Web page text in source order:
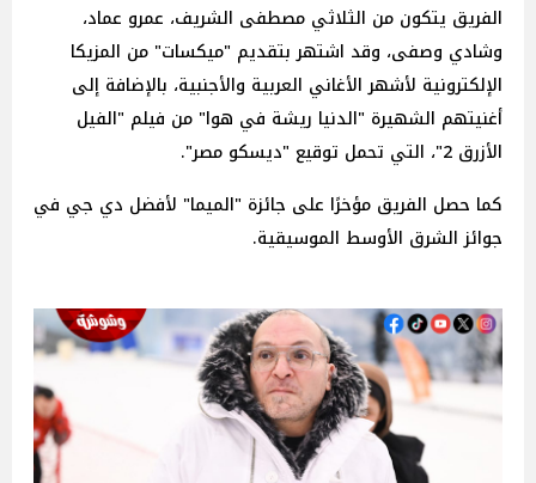
الفريق يتكون من الثلاثي مصطفى الشريف، عمرو عماد،
وشادي وصفى، وقد اشتهر بتقديم "ميكسات" من المزيكا
الإلكترونية لأشهر الأغاني العربية والأجنبية، بالإضافة إلى
أغنيتهم الشهيرة "الدنيا ريشة في هوا" من فيلم "الفيل
الأزرق 2"، التي تحمل توقيع "ديسكو مصر".
كما حصل الفريق مؤخرًا على جائزة "الميما" لأفضل دي جي في
جوائز الشرق الأوسط الموسيقية.